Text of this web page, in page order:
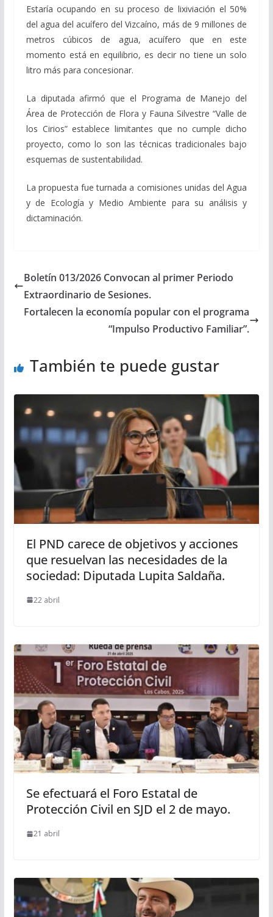
Estaría ocupando en su proceso de lixiviación el 50%
del agua del acuífero del Vizcaíno, más de 9 millones de
metros cúbicos de agua, acuífero que en este
momento está en equilibrio, es decir no tiene un solo
litro más para concesionar.
La diputada afirmó que el Programa de Manejo del
Área de Protección de Flora y Fauna Silvestre “Valle de
los Cirios” establece limitantes que no cumple dicho
proyecto, como lo son las técnicas tradicionales bajo
esquemas de sustentabilidad.
La propuesta fue turnada a comisiones unidas del Agua
y de Ecología y Medio Ambiente para su análisis y
dictaminación.
Boletín 013/2026 Convocan al primer Periodo
Extraordinario de Sesiones.
Fortalecen la economía popular con el programa
“Impulso Productivo Familiar”.
También te puede gustar
El PND carece de objetivos y acciones
que resuelvan las necesidades de la
sociedad: Diputada Lupita Saldaña.
22 abril
Se efectuará el Foro Estatal de
Protección Civil en SJD el 2 de mayo.
21 abril